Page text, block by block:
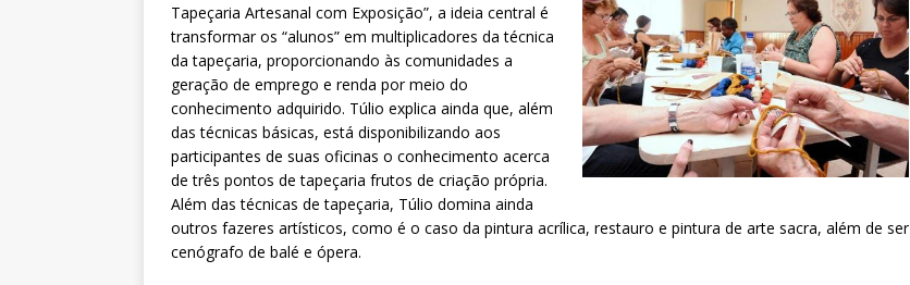
Tapeçaria Artesanal com Exposição”, a ideia central é
transformar os “alunos” em multiplicadores da técnica
da tapeçaria, proporcionando às comunidades a
geração de emprego e renda por meio do
conhecimento adquirido. Túlio explica ainda que, além
das técnicas básicas, está disponibilizando aos
participantes de suas oficinas o conhecimento acerca
de três pontos de tapeçaria frutos de criação própria.
Além das técnicas de tapeçaria, Túlio domina ainda
outros fazeres artísticos, como é o caso da pintura acrílica, restauro e pintura de arte sacra, além de ser
cenógrafo de balé e ópera.